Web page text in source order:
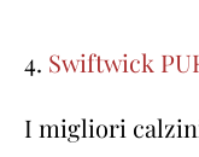
4. Swiftwick
I migliori